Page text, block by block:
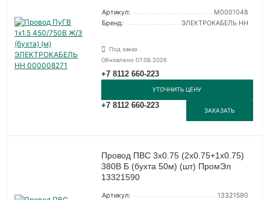
Артикул:
M0001048
Бренд:
ЭЛЕКТРОКАБЕЛЬ НН
Под заказ
Обновлено 07.08.2026
+7 8112 660-223
УТОЧНИТЬ ЦЕНУ
+7 8112 660-223
ЗАКАЗАТЬ
Провод ПВС 3х0.75 (2х0.75+1х0.75)
380В Б (бухта 50м) (шт) ПромЭл
13321590
Артикул:
13321590